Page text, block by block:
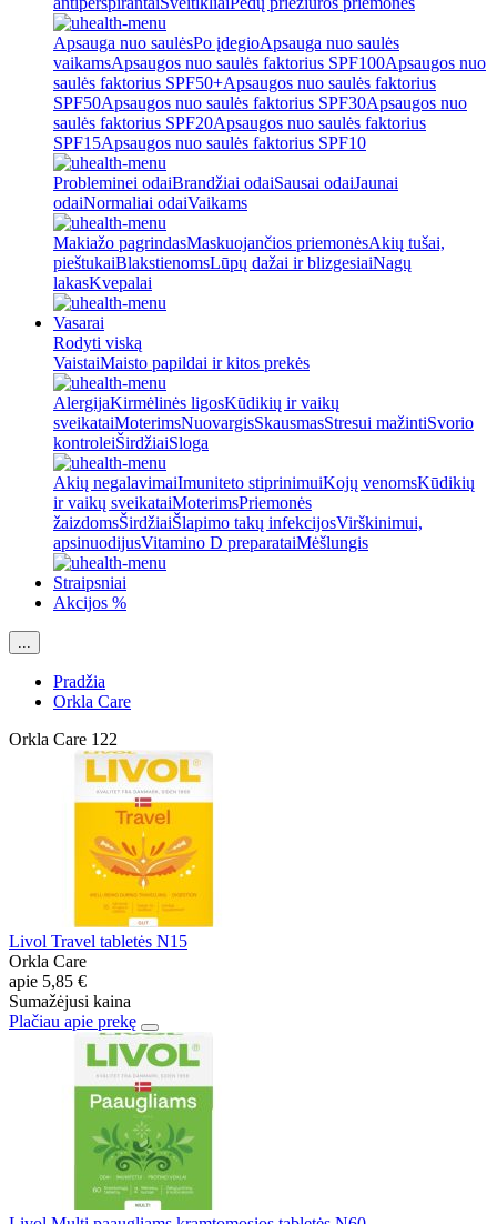
Apsauga nuo saulėsPo įdegioApsauga nuo saulės
vaikamsApsaugos nuo saulės faktorius SPF100Apsaugos nuo
saulės faktorius SPF50+Apsaugos nuo saulės faktorius
SPF50Apsaugos nuo saulės faktorius SPF30Apsaugos nuo
saulės faktorius SPF20Apsaugos nuo saulės faktorius
SPF15Apsaugos nuo saulės faktorius SPF10
Probleminei odaiBrandžiai odaiSausai odaiJaunai
odaiNormaliai odaiVaikams
Makiažo pagrindasMaskuojančios priemonėsAkių tušai,
pieštukaiBlakstienomsLūpų dažai ir blizgesiaiNagų
lakasKvepalai
Vasarai
Rodyti viską
VaistaiMaisto papildai ir kitos prekės
AlergijaKirmėlinės ligosKūdikių ir vaikų
sveikataiMoterimsNuovargisSkausmasStresui mažintiSvorio
kontroleiŠirdžiaiSloga
Akių negalavimaiImuniteto stiprinimuiKojų venomsKūdikių
ir vaikų sveikataiMoterimsPriemonės
žaizdomsŠirdžiaiŠlapimo takų infekcijosVirškinimui,
apsinuodijusVitamino D preparataiMėšlungis
Straipsniai
Akcijos %
...
Pradžia
Orkla Care
Orkla Care 122
Livol Travel tabletės N15
Orkla Care
apie 5,85 €
Sumažėjusi kaina
Plačiau apie prekę